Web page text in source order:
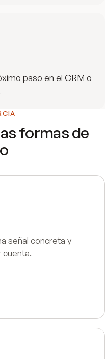
paso en el CRM o
formas de
señal concreta y
cuenta.